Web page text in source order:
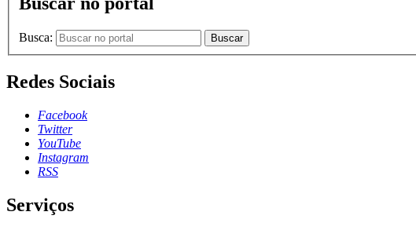
Busca: Buscar
Redes Sociais
Facebook
Twitter
YouTube
Instagram
RSS
Serviços